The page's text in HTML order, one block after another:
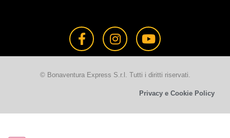
© Bonaventura Express S.r.l. Tutti i diritti riservati.
Privacy e Cookie Policy